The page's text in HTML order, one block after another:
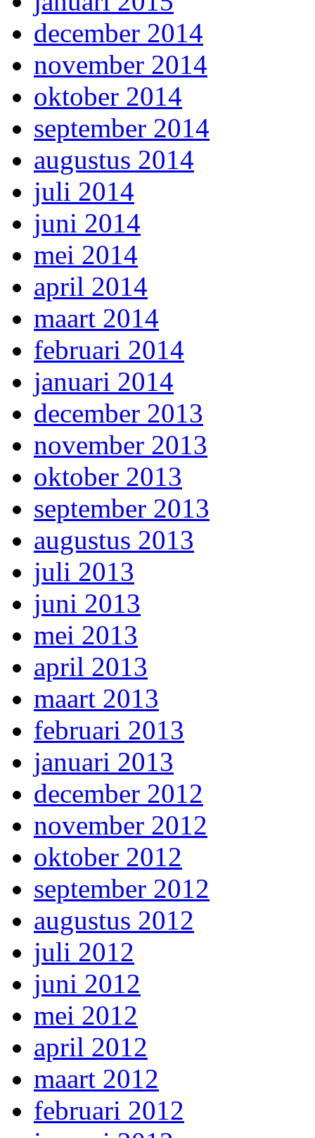
december 2014
november 2014
oktober 2014
september 2014
augustus 2014
juli 2014
juni 2014
mei 2014
april 2014
maart 2014
februari 2014
januari 2014
december 2013
november 2013
oktober 2013
september 2013
augustus 2013
juli 2013
juni 2013
mei 2013
april 2013
maart 2013
februari 2013
januari 2013
december 2012
november 2012
oktober 2012
september 2012
augustus 2012
juli 2012
juni 2012
mei 2012
april 2012
maart 2012
februari 2012